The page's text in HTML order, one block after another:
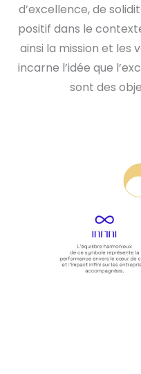
d’excellence, de
positif dans le
ainsi la mission et les
incarne l’idée que
sont des